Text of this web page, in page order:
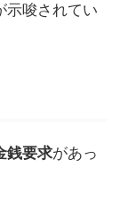
示唆されてい
銭要求があっ